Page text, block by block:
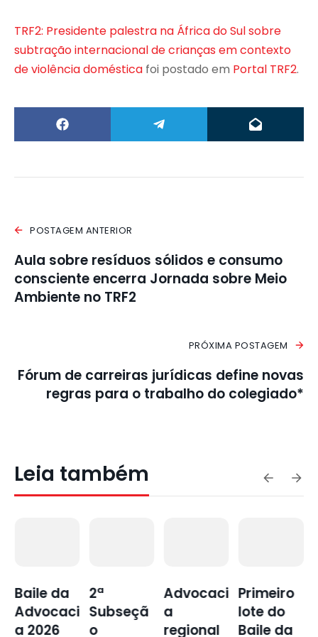
TRF2: Presidente palestra na África do Sul sobre
subtração internacional de crianças em contexto
de violência doméstica foi postado em Portal TRF2.
POSTAGEM ANTERIOR
Aula sobre resíduos sólidos e consumo
consciente encerra Jornada sobre Meio
Ambiente no TRF2
PRÓXIMA POSTAGEM
Fórum de carreiras jurídicas define novas
regras para o trabalho do colegiado*
Leia também
Baile da
Advocaci
a 2026
2ª
Subseçã
o
Advocaci
a
regional
Primeiro
lote do
Baile da